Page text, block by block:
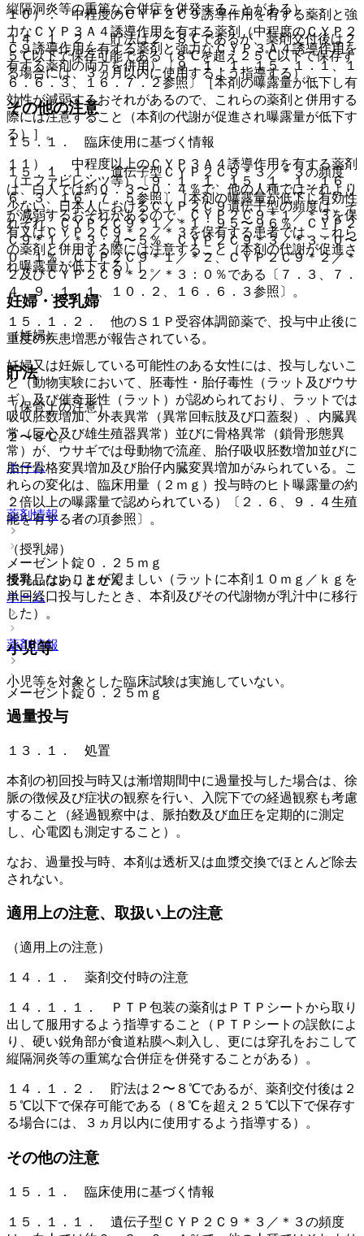
縦隔洞炎等の重篤な合併症を併発することがある）。
１４．１．２． 貯法は２〜８℃であるが、薬剤交付後は２
５℃以下で保存可能である（８℃を超え２５℃以下で保存す
る場合には、３ヵ月以内に使用するよう指導する）。
その他の注意
１５．１． 臨床使用に基づく情報
１５．１．１． 遺伝子型ＣＹＰ２Ｃ９＊３／＊３の頻度
は、白人では約０．３〜０．４％で、他の人種ではそれより
少ない。日本人におけるＣＹＰ２Ｃ９遺伝子型の頻度は、そ
れぞれ、ＣＹＰ２Ｃ９＊１／＊１：９５〜９６％、ＣＹＰ２
Ｃ９＊１／＊３：４〜５％、ＣＹＰ２Ｃ９＊３／＊３：０〜
０．１％、ＣＹＰ２Ｃ９＊１／＊２、ＣＹＰ２Ｃ９＊２／＊
２及びＣＹＰ２Ｃ９＊２／＊３：０％である〔７．３、７．
４、９．１．１、１０．２、１６．６．３参照〕。
１５．１．２． 他のＳ１Ｐ受容体調節薬で、投与中止後に
重度の疾患増悪が報告されている。
貯法
（保管上の注意）
２〜８℃。
ホーム
薬剤情報
メーゼント錠０．２５ｍｇ
後発品はありません
ホーム
薬剤情報
メーゼント錠０．２５ｍｇ
１０）． 中程度のＣＹＰ２Ｃ９誘導作用を有する薬剤と強
力なＣＹＰ３Ａ４誘導作用を有する薬剤（中程度のＣＹＰ２
Ｃ９誘導作用を有する薬剤と強力なＣＹＰ３Ａ４誘導作用を
有する薬剤の両方を併用）〔９．１．１、１５．１．１、１
６．６．３、１６．７．２参照〕［本剤の曝露量が低下し有
効性が減弱するおそれがあるので、これらの薬剤と併用する
際には注意すること（本剤の代謝が促進され曝露量が低下す
る）］。
１１）． 中程度以上のＣＹＰ３Ａ４誘導作用を有する薬剤
（エファビレンツ等）〔９．１．１、１５．１．１、１６．
６．３、１６．７．５参照〕［本剤の曝露量が低下し有効性
が減弱するおそれがあるので、ＣＹＰ２Ｃ９＊１／＊３を保
有又はＣＹＰ２Ｃ９＊２／＊３を保有する患者では、これら
の薬剤と併用する際には注意すること（本剤の代謝が促進さ
れ曝露量が低下する）］。
妊婦・授乳婦
（妊婦）
妊婦又は妊娠している可能性のある女性には、投与しないこ
と（動物実験において、胚毒性・胎仔毒性（ラット及びウサ
ギ）及び催奇形性（ラット）が認められており、ラットでは
吸収胚数増加、外表異常（異常回転肢及び口蓋裂）、内臓異
常（巨心及び雄生殖器異常）並びに骨格異常（鎖骨形態異
常）が、ウサギでは母動物で流産、胎仔吸収胚数増加並びに
胎仔骨格変異増加及び胎仔内臓変異増加がみられている。こ
れらの変化は、臨床用量（２ｍｇ）投与時のヒト曝露量の約
２倍以上の曝露量で認められている）〔２．６、９．４生殖
能を有する者の項参照〕。
（授乳婦）
授乳しないことが望ましい（ラットに本剤１０ｍｇ／ｋｇを
単回経口投与したとき、本剤及びその代謝物が乳汁中に移行
した）。
小児等
小児等を対象とした臨床試験は実施していない。
過量投与
１３．１． 処置
本剤の初回投与時又は漸増期間中に過量投与した場合は、徐
脈の徴候及び症状の観察を行い、入院下での経過観察も考慮
すること（経過観察中は、脈拍数及び血圧を定期的に測定
し、心電図も測定すること）。
なお、過量投与時、本剤は透析又は血漿交換でほとんど除去
されない。
適用上の注意、取扱い上の注意
（適用上の注意）
１４．１． 薬剤交付時の注意
１４．１．１． ＰＴＰ包装の薬剤はＰＴＰシートから取り
出して服用するよう指導すること（ＰＴＰシートの誤飲によ
り、硬い鋭角部が食道粘膜へ刺入し、更には穿孔をおこして
縦隔洞炎等の重篤な合併症を併発することがある）。
１４．１．２． 貯法は２〜８℃であるが、薬剤交付後は２
５℃以下で保存可能である（８℃を超え２５℃以下で保存す
る場合には、３ヵ月以内に使用するよう指導する）。
その他の注意
１５．１． 臨床使用に基づく情報
１５．１．１． 遺伝子型ＣＹＰ２Ｃ９＊３／＊３の頻度